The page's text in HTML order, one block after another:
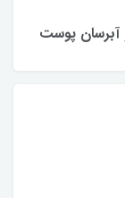
آبرسان پوست